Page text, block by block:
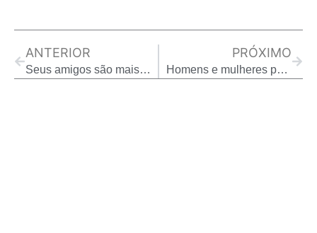
ANTERIOR
Seus amigos são mais cínicos do que você? (Evolution and Human Behavior)
PRÓXIMO
Homens e mulheres podem lembrar do medo de maneiras diferentes…